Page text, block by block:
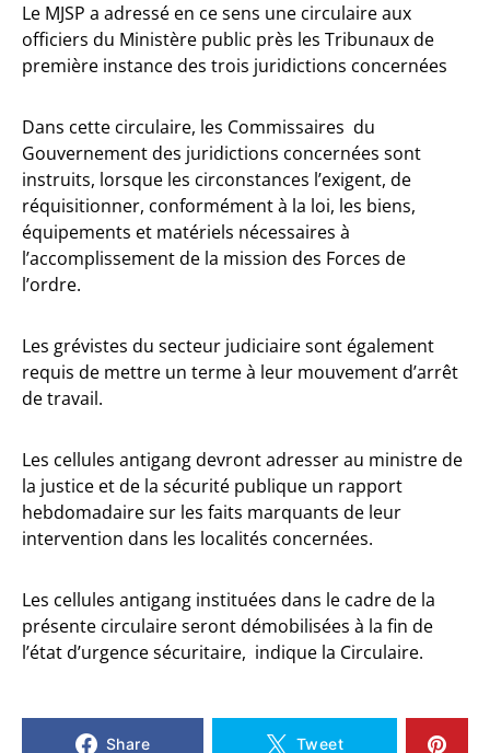
Le MJSP a adressé en ce sens une circulaire aux
officiers du Ministère public près les Tribunaux de
première instance des trois juridictions concernées
Dans cette circulaire, les Commissaires du
Gouvernement des juridictions concernées sont
instruits, lorsque les circonstances l’exigent, de
réquisitionner, conformément à la loi, les biens,
équipements et matériels nécessaires à
l’accomplissement de la mission des Forces de
l’ordre.
Les grévistes du secteur judiciaire sont également
requis de mettre un terme à leur mouvement d’arrêt
de travail.
Les cellules antigang devront adresser au ministre de
la justice et de la sécurité publique un rapport
hebdomadaire sur les faits marquants de leur
intervention dans les localités concernées.
Les cellules antigang instituées dans le cadre de la
présente circulaire seront démobilisées à la fin de
l’état d’urgence sécuritaire, indique la Circulaire.
Share Tweet